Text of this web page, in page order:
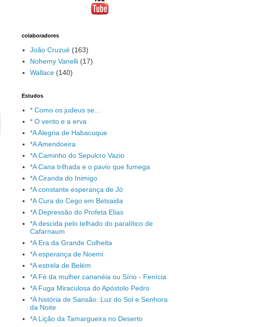
colaboradores
João Cruzué (163)
Nohemy Vanelli (17)
Wallace (140)
Estudos
* Como os judeus se...
* O vento e a erva
*A Alegria de Habacuque
*A Amendoeira
*A Caminho do Sepulcro Vazio
*A Cana trilhada e o pavio que fumega
*A Ciranda do Inimigo
*A constante esperança de Jó
*A Cura do Cego em Betsaida
*A Depressão do Profeta Elias
*A descida pelo telhado do paralítico de
Cafarnaum
*A Era da Grande Colheita
*A esperança de Noemi
*A estrela de Belém
*A Fé da mulher cananéia ou Sírio - Fenícia
*A Fuga Miraculosa do Apóstolo Pedro
*A história de Sansão: Luz do Sol e Senhora
da Noite
*A Lição da Tamargueira no Deserto